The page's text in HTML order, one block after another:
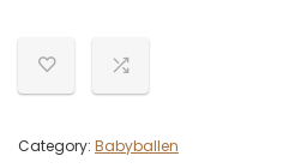
Category: Babyballen